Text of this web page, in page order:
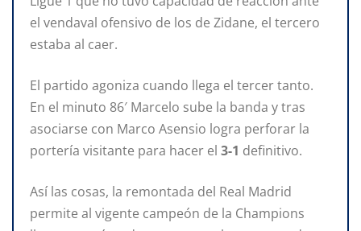
el vendaval ofensivo de los de Zidane, el tercero
estaba al caer.
El partido agoniza cuando llega el tercer tanto.
En el minuto 86′ Marcelo sube la banda y tras
asociarse con Marco Asensio logra perforar la
portería visitante para hacer el 3-1 definitivo.
Así las cosas, la remontada del Real Madrid
permite al vigente campeón de la Champions